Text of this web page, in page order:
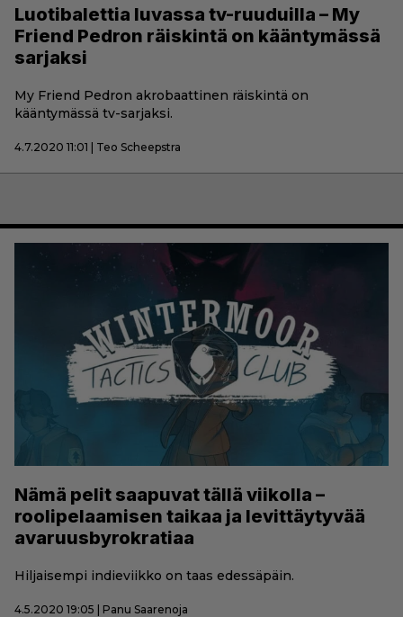
Luotibalettia luvassa tv-ruuduilla – My
Friend Pedron räiskintä on kääntymässä
sarjaksi
My Friend Pedron akrobaattinen räiskintä on
kääntymässä tv-sarjaksi.
4.7.2020 11:01 | Teo Scheepstra
Nämä pelit saapuvat tällä viikolla –
roolipelaamisen taikaa ja levittäytyvää
avaruusbyrokratiaa
Hiljaisempi indieviikko on taas edessäpäin.
4.5.2020 19:05 | Panu Saarenoja